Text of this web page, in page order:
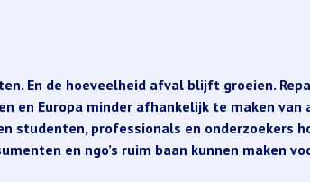
En de hoeveelheid afval blijft groeien.
en Europa minder afhankelijk te maken van
studenten, professionals en onderzoekers
en ngo’s ruim baan kunnen maken